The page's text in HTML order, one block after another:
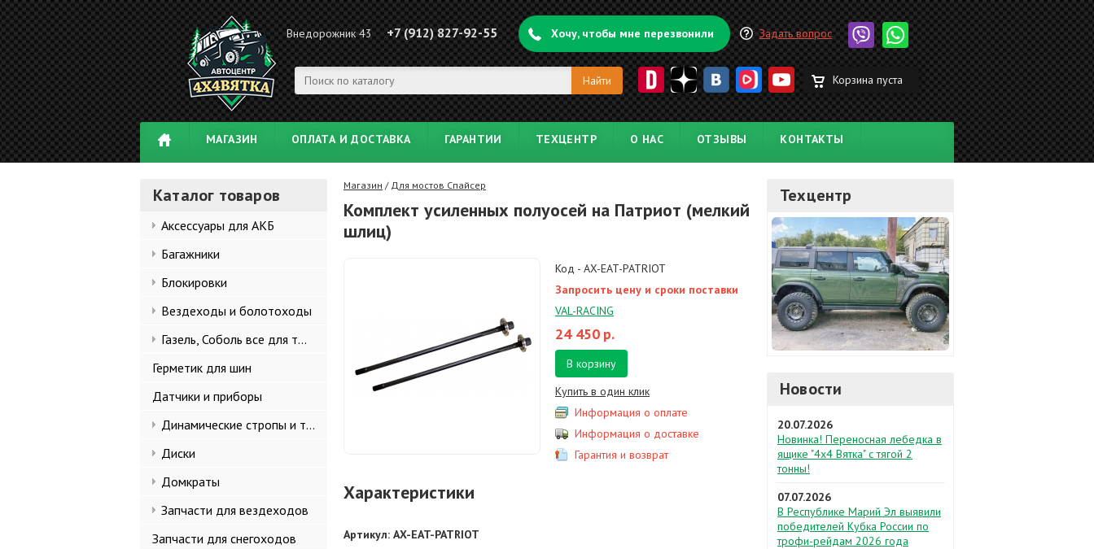
Внедорожник 43 +7 (912) 827-92-55 Хочу, чтобы мне перезвонили Задать вопрос
Корзина пуста
МАГАЗИН ОПЛАТА И ДОСТАВКА ГАРАНТИИ ТЕХЦЕНТР О НАС ОТЗЫВЫ КОНТАКТЫ
Каталог товаров
Аксессуары для АКБ
Багажники
Блокировки
Вездеходы и болотоходы
Газель, Соболь все для тюнинга
Герметик для шин
Датчики и приборы
Динамические стропы и такелаж
Диски
Домкраты
Запчасти для вездеходов
Запчасти для снегоходов
Магазин / Для мостов Спайсер
Комплект усиленных полуосей на Патриот (мелкий
шлиц)
Код - AX-EAT-PATRIOT
Запросить цену и сроки поставки
VAL-RACING
24 450 р.
В корзину
Купить в один клик
Информация о оплате
Информация о доставке
Гарантия и возврат
Характеристики
Артикул: AX-EAT-PATRIOT
Техцентр
Новости
20.07.2026
Новинка! Переносная лебедка в
ящике "4х4 Вятка" с тягой 2
тонны!
07.07.2026
В Республике Марий Эл выявили
победителей Кубка России по
трофи-рейдам 2026 года